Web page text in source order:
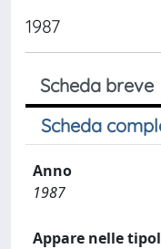
1987
Scheda breve
Scheda
Anno
1987
Appare nelle